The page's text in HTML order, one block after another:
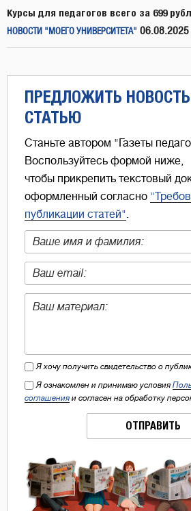
Курсы для педагогов всего за 699
НОВОСТИ "МОЕГО УНИВЕРСИТЕТА" 06.08.2025
ПРЕДЛОЖИТЬ
СТАТЬЮ
Станьте автором "Газеты
Воспользуйтесь формой ниже,
чтобы прикрепить текстовый
оформленный согласно
публикации статей"
Я хочу получить свидетельство о
Я ознакомлен и принимаю условия
соглашения и согласен на обработку
ОТПРАВИТЬ